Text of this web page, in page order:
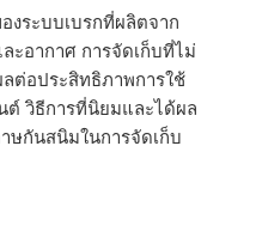
งระบบเบรกที่ผลิตจาก
ะอากาศ การจัดเก็บที่ไม่
ต่อประสิทธิภาพการใช้
ต์ วิธีการที่นิยมและได้ผล
ษกันสนิมในการจัดเก็บ
: การจัดเก็บ Disc Brake ให้ปล